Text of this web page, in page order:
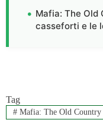
Mafia: The Old
casseforti e le
Tag
#Mafia: The Old Country